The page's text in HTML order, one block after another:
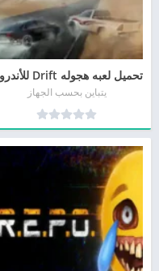
يتباين بحسب الجهاز